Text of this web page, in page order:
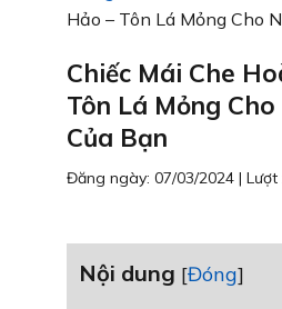
Hảo – Tôn Lá Mỏng Cho
Chiếc Mái Che
Tôn Lá Mỏng
Của Bạn
Đăng ngày: 07/03/2024 | Lượt
Nội dung [Đóng]